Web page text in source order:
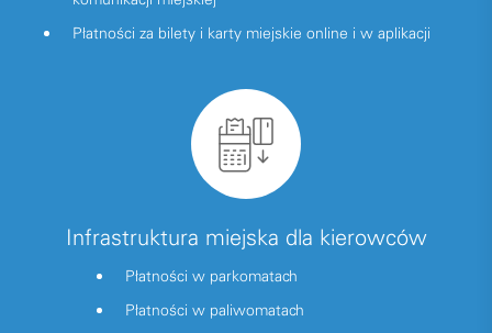
Płatności za bilety i karty miejskie online i w aplikacji
Infrastruktura miejska dla kierowców
Płatności w parkomatach
Płatności w paliwomatach